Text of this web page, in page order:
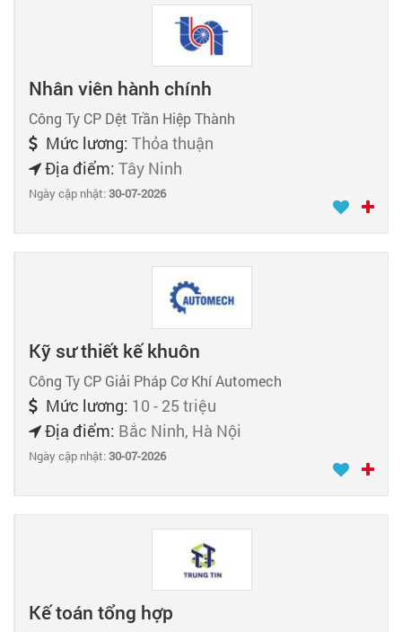
Nhân viên hành chính
Công Ty CP Dệt Trần Hiệp Thành
Mức lương: Thỏa thuận
Địa điểm: Tây Ninh
Ngày cập nhật:30-07-2026
Kỹ sư thiết kế khuôn
Công Ty CP Giải Pháp Cơ Khí Automech
Mức lương: 10 - 25 triệu
Địa điểm: Bắc Ninh, Hà Nội
Ngày cập nhật:30-07-2026
Kế toán tổng hợp